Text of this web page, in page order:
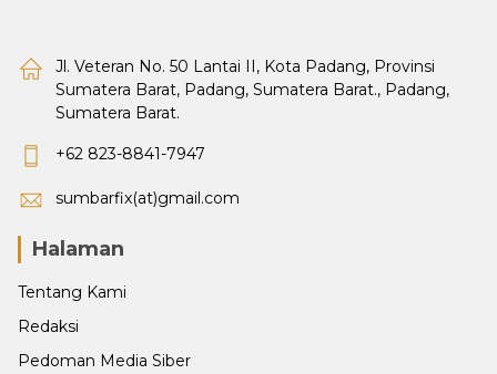
Jl. Veteran No. 50 Lantai II, Kota Padang, Provinsi
Sumatera Barat, Padang, Sumatera Barat., Padang,
Sumatera Barat.
+62 823-8841-7947
sumbarfix(at)gmail.com
Halaman
Tentang Kami
Redaksi
Pedoman Media Siber